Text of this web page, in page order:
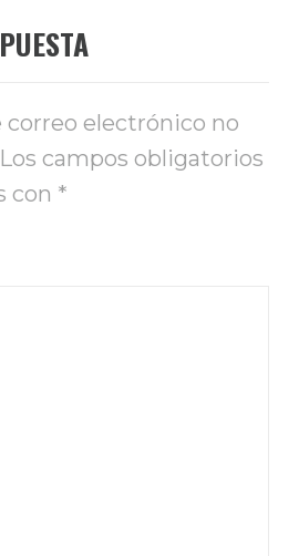
correo electrónico no
Los campos obligatorios
con *